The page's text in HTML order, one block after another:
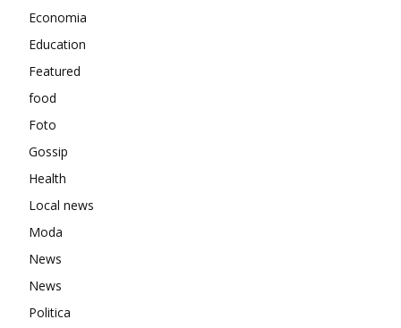
Economia
Education
Featured
food
Foto
Gossip
Health
Local news
Moda
News
News
Politica